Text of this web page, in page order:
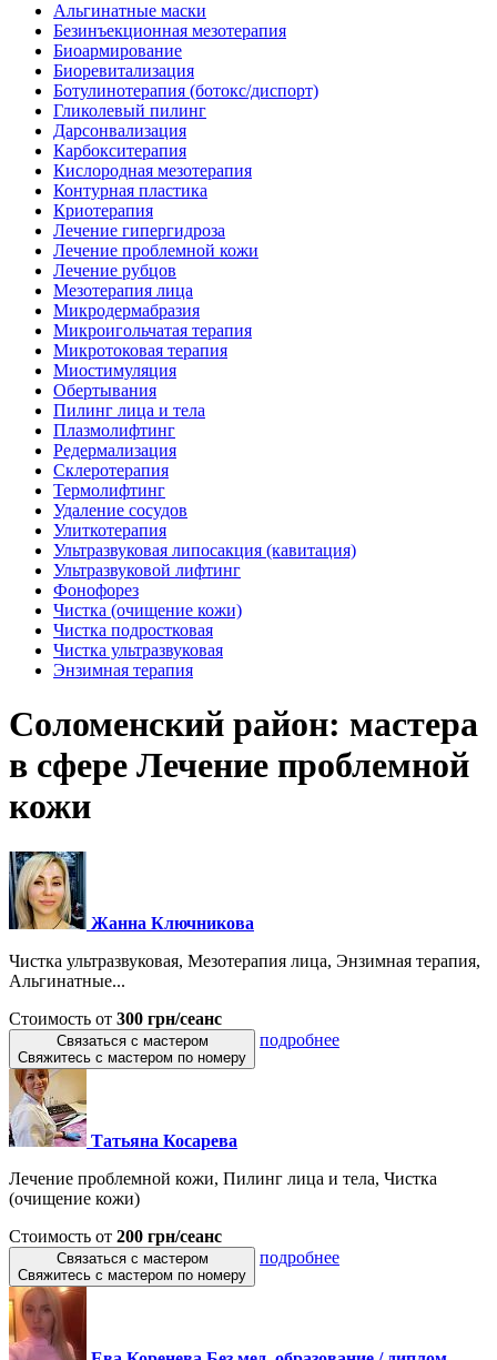
Альгинатные маски
Безинъекционная мезотерапия
Биоармирование
Биоревитализация
Ботулинотерапия (ботокс/диспорт)
Гликолевый пилинг
Дарсонвализация
Карбокситерапия
Кислородная мезотерапия
Контурная пластика
Криотерапия
Лечение гипергидроза
Лечение проблемной кожи
Лечение рубцов
Мезотерапия лица
Микродермабразия
Микроигольчатая терапия
Микротоковая терапия
Миостимуляция
Обертывания
Пилинг лица и тела
Плазмолифтинг
Редермализация
Склеротерапия
Термолифтинг
Удаление сосудов
Улиткотерапия
Ультразвуковая липосакция (кавитация)
Ультразвуковой лифтинг
Фонофорез
Чистка (очищение кожи)
Чистка подростковая
Чистка ультразвуковая
Энзимная терапия
Соломенский район: мастера
в сфере Лечение проблемной
кожи
Жанна Ключникова
Чистка ультразвуковая, Мезотерапия лица, Энзимная терапия,
Альгинатные...
Стоимость от 300 грн/сеанс
Связаться с мастером
Свяжитесь с мастером по номеру
подробнее
Татьяна Косарева
Лечение проблемной кожи, Пилинг лица и тела, Чистка
(очищение кожи)
Стоимость от 200 грн/сеанс
Связаться с мастером
Свяжитесь с мастером по номеру
подробнее